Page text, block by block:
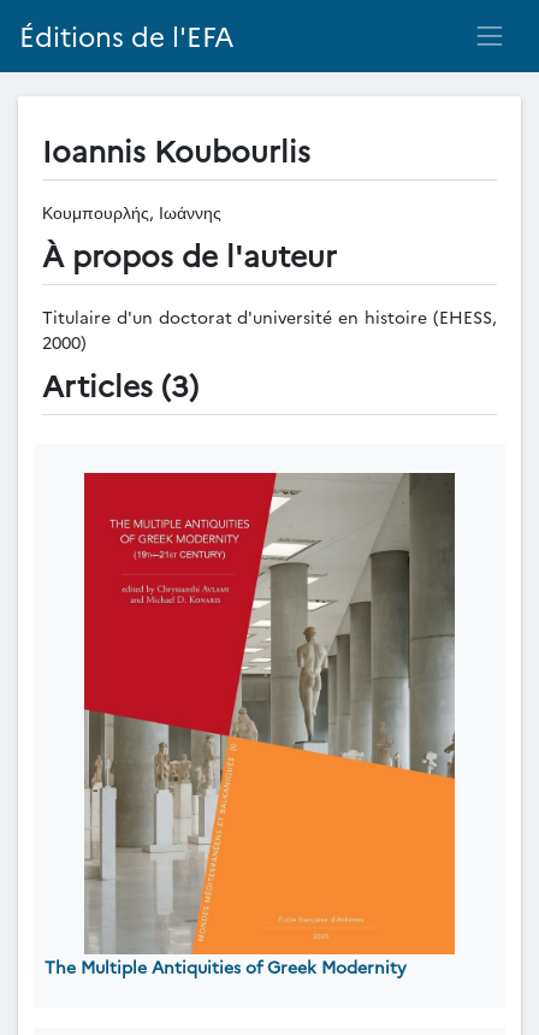
Éditions de l'EFA
Ioannis Koubourlis
Κουμπουρλής, Ιωάννης
À propos de l'auteur
Titulaire d'un doctorat d'université en histoire (EHESS,
2000)
Articles (3)
The Multiple Antiquities of Greek Modernity